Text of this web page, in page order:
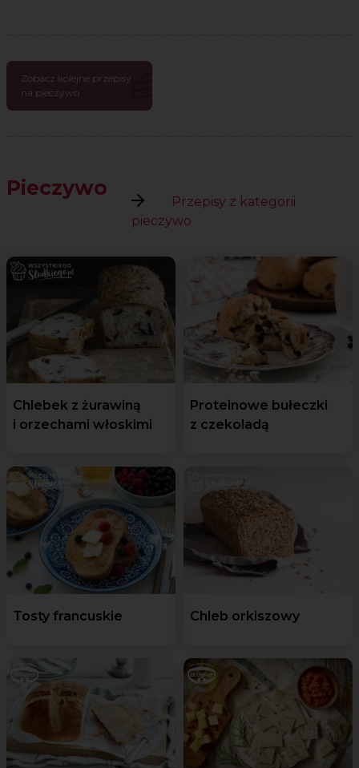
Zobacz kolejne przepisy
na pieczywo
Pieczywo
Przepisy z kategorii
pieczywo
Chlebek z żurawiną
i orzechami włoskimi
Proteinowe bułeczki
z czekoladą
Tosty francuskie Chleb orkiszowy